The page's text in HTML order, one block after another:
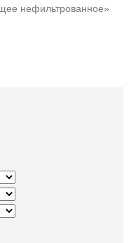
нефильтрованное»